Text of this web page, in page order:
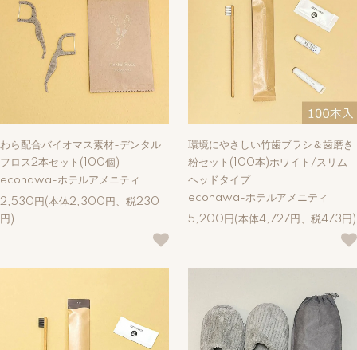
わら配合バイオマス素材-デンタル
フロス2本セット(100個)
econawa-ホテルアメニティ
2,530円(本体2,300円、税230
円)
環境にやさしい竹歯ブラシ＆歯磨き
粉セット(100本)ホワイト/スリム
ヘッドタイプ
econawa-ホテルアメニティ
5,200円(本体4,727円、税473円)